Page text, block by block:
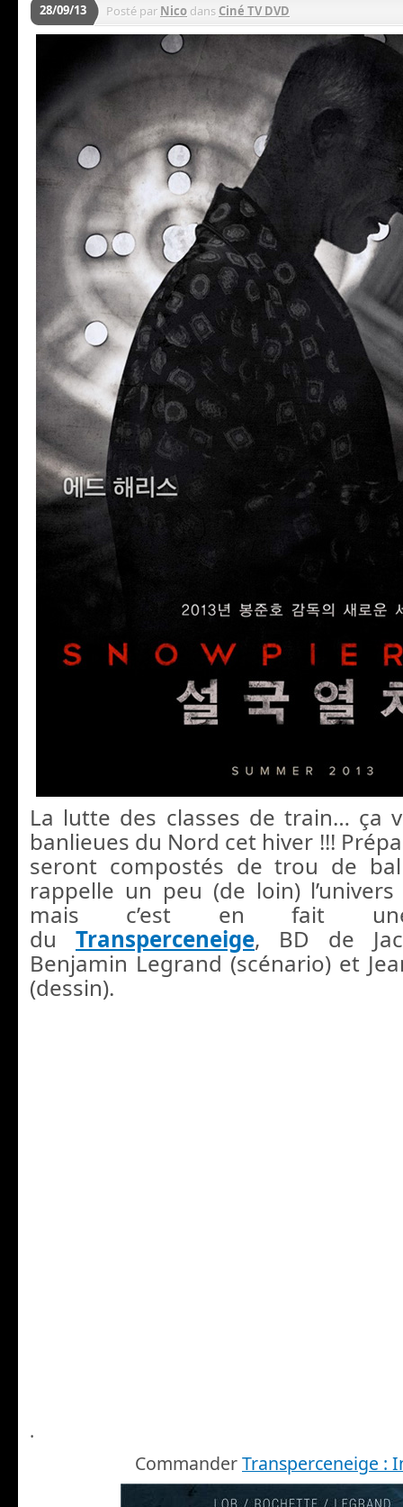
28/09/13 Posté par Nico dans Ciné TV DVD
La lutte des classes de train… ça
banlieues du Nord cet hiver !!!
seront compostés de trou de
rappelle un peu (de loin)
mais c’est en fait une
du Transperceneige, BD de
Benjamin Legrand (scénario) et
(dessin).
.
CommanderTransperceneige :